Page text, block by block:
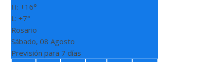
H:+16°
L:+7°
Rosario
Sábado, 08 Agosto
Previsión para 7 días